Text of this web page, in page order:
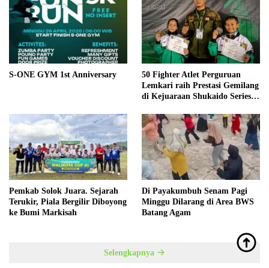
S-ONE GYM 1st Anniversary
50 Fighter Atlet Perguruan
Lemkari raih Prestasi Gemilang
di Kejuaraan Shukaido Series 1
Pemkab Solok Juara. Sejarah
Terukir, Piala Bergilir Diboyong
ke Bumi Markisah
Di Payakumbuh Senam Pagi
Minggu Dilarang di Area BWS
Batang Agam
Selengkapnya